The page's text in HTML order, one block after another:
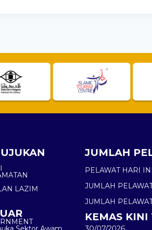
LAZIM
JUMLAH
PELAWAT HARI
JUMLAH
JUMLAH
KEMAS KINI